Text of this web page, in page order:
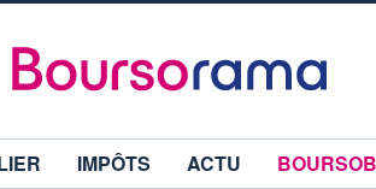
IMPÔTS ACTU